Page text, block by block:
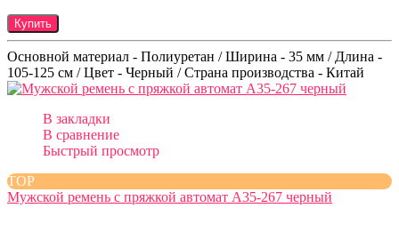
Купить
Основной материал - Полиуретан / Ширина - 35 мм / Длина -
105-125 см / Цвет - Черный / Страна производства - Китай
В закладки
В сравнение
Быстрый просмотр
TOP
Мужской ремень с пряжкой автомат A35-267 черный